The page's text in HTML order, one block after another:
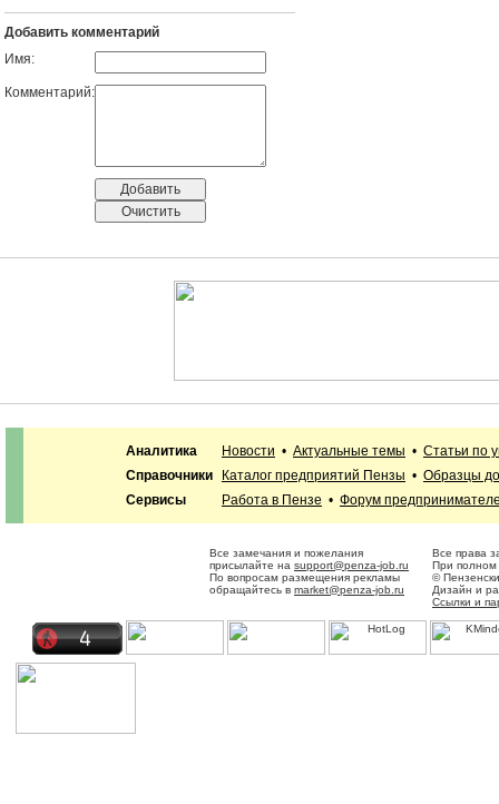
Добавить комментарий
Имя:
Комментарий:
Аналитика Новости • Актуальные темы • Статьи по
Справочники
Каталог предприятий Пензы • Образцы
Сервисы
Работа в Пензе • Форум
Все замечания и пожелания
присылайте на support@penza-job.ru
По вопросам размещения рекламы
обращайтесь в market@penza-job.ru
Все права
При полном
©
Дизайн и
Ссылки и